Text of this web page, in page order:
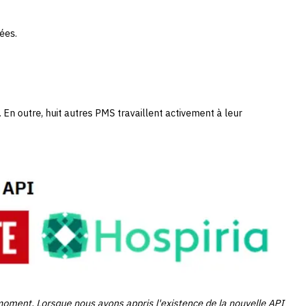
. En outre, huit autres PMS travaillent activement à leur
Lorsque nous avons appris l'existence de la nouvelle API